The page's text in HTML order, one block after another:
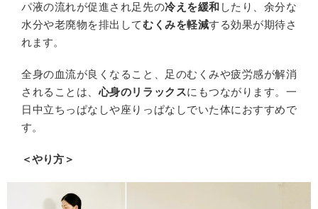
パ液の流れが促進され足先の冷えを緩和 したり、余分な
水分や老廃物を排出してむくみを軽減する効果が期待さ
れます。
全身の血流が良くなること、足のむくみや疲労感が解消
されることは、心身のリラックスにもつながります。一
日中立ちっぱなしや座りっぱなしでいた体におすすめで
す。
＜やり方＞